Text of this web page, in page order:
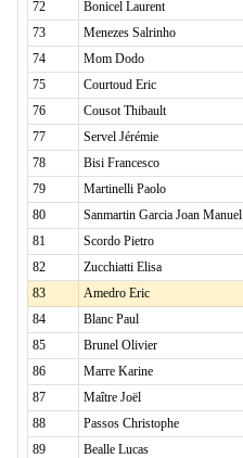
72 Bonicel Laurent
73
Menezes Salrinho
74
Mom Dodo
75
Courtoud Eric
76
Cousot Thibault
77
Servel Jérémie
78
Bisi Francesco
79
Martinelli Paolo
80
Sanmartin Garcia Joan Manuel
81
Scordo Pietro
82
Zucchiatti Elisa
83
Amedro Eric
84
Blanc Paul
85
Brunel Olivier
86
Marre Karine
87
Maître Joël
88
Passos Christophe
89
Bealle Lucas